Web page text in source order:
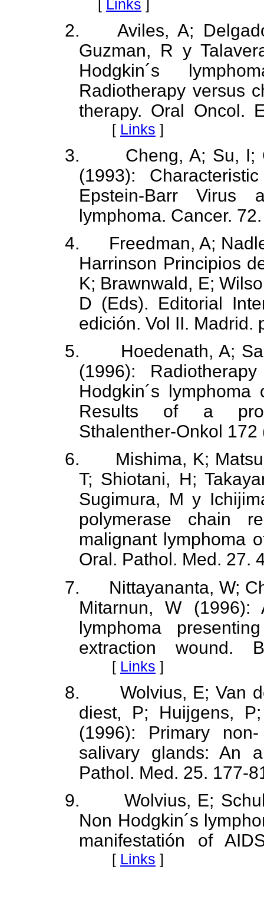
Links
2.
Aviles, A;
Guzman, R y
Hodgkin´s
Radiotherapy versus
therapy. Oral Oncol.
[ Links ]
3.
Cheng, A; Su, I;
(1993):
Epstein-Barr Virus
lymphoma. Cancer.
4.
Freedman, A;
Harrinson Principios
K; Brawnwald, E;
D (Eds). Editorial
edición. Vol II. Madrid.
5.
Hoedenath, A;
(1996):
Hodgkin´s
Results of a
Sthalenther-Onkol 172
6.
Mishima, K;
T; Shiotani, H;
Sugimura, M y
polymerase chain
malignant lymphoma
Oral. Pathol. Med. 27.
7.
Nittayananta, W;
Mitarnun, W (1996):
lymphoma
extraction wound.
[ Links ]
8.
Wolvius, E; Van
diest, P; Huijgens,
(1996): Primary
salivary glands: An
Pathol. Med. 25. 177-
9.
Wolvius, E;
Non Hodgkin´s
manifestatión of
[ Links ]